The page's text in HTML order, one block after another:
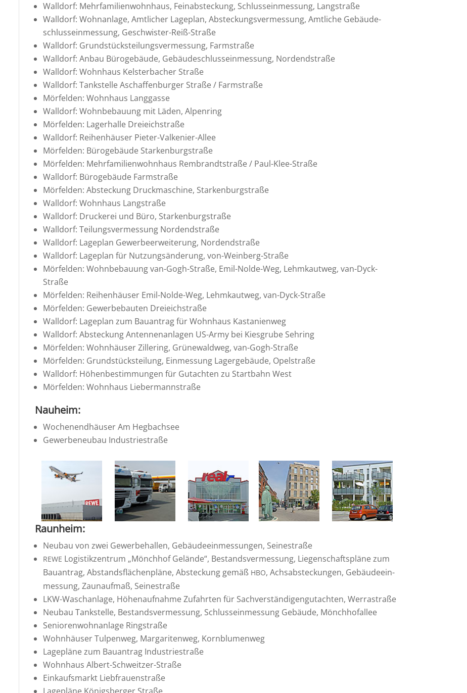
Walldorf: Mehrfa­mi­li­en­wohn­haus, Feinab­ste­ckung, Schluss­ein­mes­sung, Langstraße
Walldorf: Wohnan­lage, Amtli­cher Lageplan, Abste­ckungs­ver­mes­sung, Amtliche Gebäu­de­
schluss­ein­mes­sung, Geschwister-Reiß-Straße
Walldorf: Grund­stücks­tei­lungs­ver­mes­sung, Farmstraße
Walldorf: Anbau Büroge­bäude, Gebäu­de­schluss­ein­mes­sung, Nordendstraße
Walldorf: Wohnhaus Kelster­ba­cher Straße
Walldorf: Tankstelle Aschaf­fen­burger Straße / Farmstraße
Mörfelden: Wohnhaus Langgasse
Walldorf: Wohnbe­bauung mit Läden, Alpenring
Mörfelden: Lager­halle Dreieichstraße
Walldorf: Reihen­häuser Pieter-Valkenier-Allee
Mörfelden: Büroge­bäude Starkenburgstraße
Mörfelden: Mehrfa­mi­li­en­wohn­haus Rembrandt­straße / Paul-Klee-Straße
Walldorf: Büroge­bäude Farmstraße
Mörfelden: Abste­ckung Druck­ma­schine, Starkenburgstraße
Walldorf: Wohnhaus Langstraße
Walldorf: Druckerei und Büro, Starkenburgstraße
Walldorf: Teilungs­ver­mes­sung Nordendstraße
Walldorf: Lageplan Gewer­beer­wei­te­rung, Nordendstraße
Walldorf: Lageplan für Nutzungs­än­de­rung, von-Weinberg-Straße
Mörfelden: Wohnbe­bauung van-Gogh-Straße, Emil-Nolde-Weg, Lehmkau­tweg, van-Dyck-
Straße
Mörfelden: Reihen­häuser Emil-Nolde-Weg, Lehmkau­tweg, van-Dyck-Straße
Mörfelden: Gewer­be­bauten Dreieichstraße
Walldorf: Lageplan zum Bauan­trag für Wohnhaus Kastanienweg
Walldorf: Abste­ckung Anten­nen­an­lagen US-Army bei Kiesgrube Sehring
Mörfelden: Wohnhäuser Zille­ring, Grüne­waldweg, van-Gogh-Straße
Mörfelden: Grund­stücks­tei­lung, Einmes­sung Lager­ge­bäude, Opelstraße
Walldorf: Höhen­be­stim­mungen für Gutachten zu Start­bahn West
Mörfelden: Wohnhaus Liebermannstraße
Nauheim:
Wochen­end­häuser Am Hegbachsee
Gewer­be­neubau Industriestraße
Raunheim:
Neubau von zwei Gewer­be­hallen, Gebäu­de­ein­mes­sungen, Seinestraße
REWE Logis­tik­zen­trum „Mönchhof Gelände“, Bestands­ver­mes­sung, Liegen­schafts­pläne zum
Bauan­trag, Abstands­flä­chen­pläne, Abste­ckung gemäß HBO, Achsab­ste­ckungen, Gebäu­de­ein­
mes­sung, Zaunaufmaß, Seinestraße
LKW-Wasch­an­lage, Höhen­auf­nahme Zufahrten für Sachver­stän­di­gen­gut­achten, Werrastraße
Neubau Tankstelle, Bestands­ver­mes­sung, Schluss­ein­mes­sung Gebäude, Mönchhofallee
Senio­ren­wohn­an­lage Ringstraße
Wohnhäuser Tulpenweg, Marga­ri­tenweg, Kornblumenweg
Lagepläne zum Bauan­trag Industriestraße
Wohnhaus Albert-Schweitzer-Straße
Einkaufs­markt Liebfrauenstraße